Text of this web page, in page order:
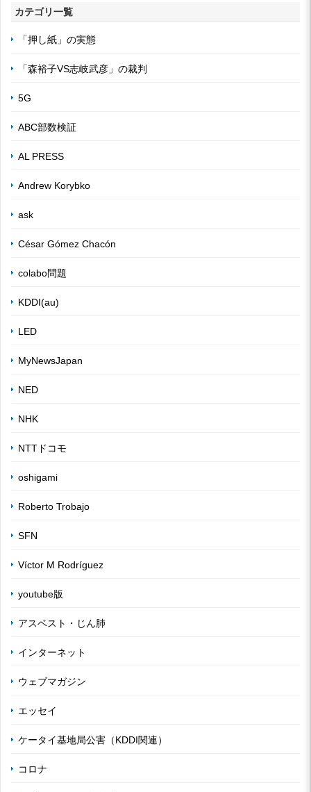
カテゴリ一覧
「押し紙」の実態
「森裕子VS志岐武彦」の裁判
5G
ABC部数検証
AL PRESS
Andrew Korybko
ask
César Gómez Chacón
colabo問題
KDDI(au)
LED
MyNewsJapan
NED
NHK
NTTドコモ
oshigami
Roberto Trobajo
SFN
Víctor M Rodríguez
youtube版
アスベスト・じん肺
インターネット
ウェブマガジン
エッセイ
ケータイ基地局公害（KDDI関連）
コロナ